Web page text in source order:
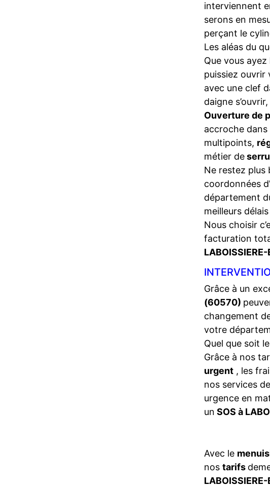
interviennent
serons en
perçant le
Les aléas du
Que vous ayez
puissiez ouvrir
avec une clef
daigne
Ouverture de
accroche dans
multipoints,
métier de
Ne restez plus
coordonnées
département
meilleurs délais
Nous choisir
facturation
Grâce à un
(60570)
changement
votre
Quel que soit le
Grâce à nos
urgent , les
nos services
urgence en
un SOS à
Avec le
nos tarifs
LABOISSIERE-